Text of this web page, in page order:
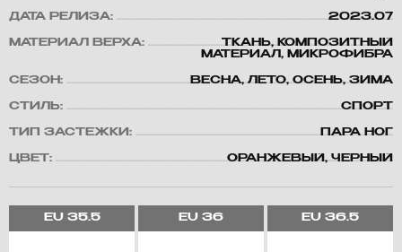
ДАТА РЕЛИЗА: 2023.07
МАТЕРИАЛ ВЕРХА:
ТКАНЬ, КОМПОЗИТНЫЙ
МАТЕРИАЛ, МИКРОФИБРА
СЕЗОН: ВЕСНА, ЛЕТО, ОСЕНЬ, ЗИМА
СТИЛЬ: СПОРТ
ТИП ЗАСТЕЖКИ: ПАРА НОГ
ЦВЕТ: ОРАНЖЕВЫЙ, ЧЕРНЫЙ
EU35.5 EU 36 EU 36.5